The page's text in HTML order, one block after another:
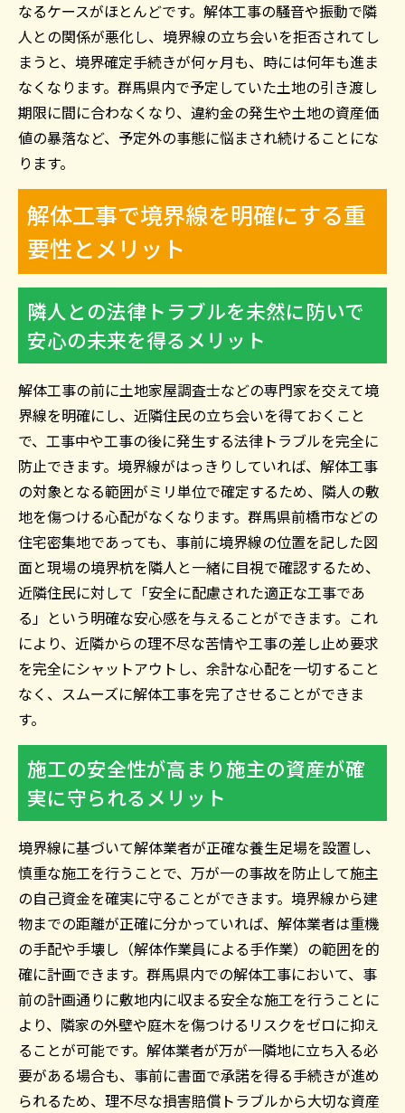
なるケースがほとんどです。解体工事の騒音や振動で隣
人との関係が悪化し、境界線の立ち会いを拒否されてし
まうと、境界確定手続きが何ヶ月も、時には何年も進ま
なくなります。群馬県内で予定していた土地の引き渡し
期限に間に合わなくなり、違約金の発生や土地の資産価
値の暴落など、予定外の事態に悩まされ続けることにな
ります。
解体工事で境界線を明確にする重
要性とメリット
隣人との法律トラブルを未然に防いで
安心の未来を得るメリット
解体工事の前に土地家屋調査士などの専門家を交えて境
界線を明確にし、近隣住民の立ち会いを得ておくこと
で、工事中や工事の後に発生する法律トラブルを完全に
防止できます。境界線がはっきりしていれば、解体工事
の対象となる範囲がミリ単位で確定するため、隣人の敷
地を傷つける心配がなくなります。群馬県前橋市などの
住宅密集地であっても、事前に境界線の位置を記した図
面と現場の境界杭を隣人と一緒に目視で確認するため、
近隣住民に対して「安全に配慮された適正な工事であ
る」という明確な安心感を与えることができます。これ
により、近隣からの理不尽な苦情や工事の差し止め要求
を完全にシャットアウトし、余計な心配を一切すること
なく、スムーズに解体工事を完了させることができま
す。
施工の安全性が高まり施主の資産が確
実に守られるメリット
境界線に基づいて解体業者が正確な養生足場を設置し、
慎重な施工を行うことで、万が一の事故を防止して施主
の自己資金を確実に守ることができます。境界線から建
物までの距離が正確に分かっていれば、解体業者は重機
の手配や手壊し（解体作業員による手作業）の範囲を的
確に計画できます。群馬県内での解体工事において、事
前の計画通りに敷地内に収まる安全な施工を行うことに
より、隣家の外壁や庭木を傷つけるリスクをゼロに抑え
ることが可能です。解体業者が万が一隣地に立ち入る必
要がある場合も、事前に書面で承諾を得る手続きが進め
られるため、理不尽な損害賠償トラブルから大切な資産